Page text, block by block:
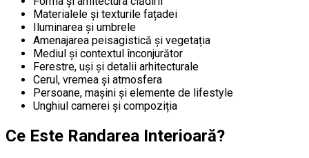
Materialele și texturile fațadei
Iluminarea și umbrele
Amenajarea peisagistică și vegetația
Mediul și contextul înconjurător
Ferestre, uși și detalii arhitecturale
Cerul, vremea și atmosfera
Persoane, mașini și elemente de lifestyle
Unghiul camerei și compoziția
Ce Este Randarea Interioară?